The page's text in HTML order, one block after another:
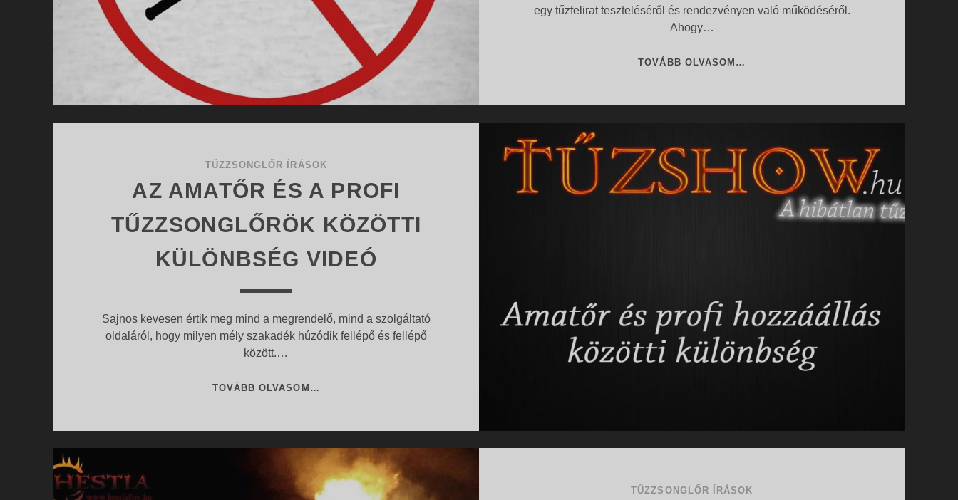
egy tűzfelirat teszteléséről és rendezvényen való működéséről.
Ahogy…
TOVÁBB OLVASOM…
PROFI
TŰZZSONGLŐRÖKET
TŰZZSONGLŐR ÍRÁSOK
AZ AMATŐR ÉS A PROFI
TŰZZSONGLŐRÖK KÖZÖTTI
KÜLÖNBSÉG VIDEÓ
Sajnos kevesen értik meg mind a megrendelő, mind a szolgáltató
oldaláról, hogy milyen mély szakadék húzódik fellépő és fellépő
között.…
TOVÁBB OLVASOM…
PROFI
TŰZZSONGLŐRÖK
KÖZÖTTI
TŰZZSONGLŐR ÍRÁSOK